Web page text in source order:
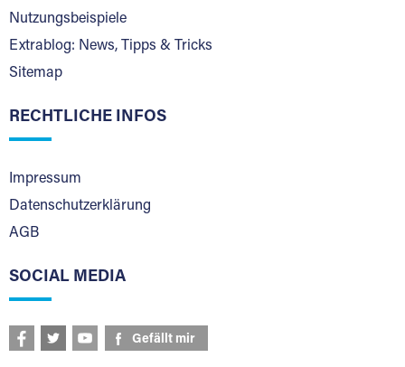
Nutzungsbeispiele
Extrablog: News, Tipps & Tricks
Sitemap
RECHTLICHE INFOS
Impressum
Datenschutzerklärung
AGB
SOCIAL MEDIA
Gefällt mir